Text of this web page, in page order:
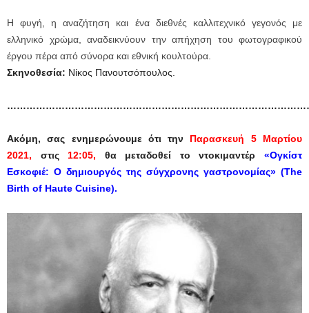
Η φυγή, η αναζήτηση και ένα διεθνές καλλιτεχνικό γεγονός με
ελληνικό χρώμα, αναδεικνύουν την απήχηση του φωτογραφικού
έργου πέρα από σύνορα και εθνική κουλτούρα.
Σκηνοθεσία: Νίκος Πανουτσόπουλος.
Ακόμη, σας ενημερώνουμε ότι την Παρασκευή 5 Μαρτίου
2021, στις 12:05, θα μεταδοθεί το ντοκιμαντέρ«Ογκίστ
Εσκοφιέ: Ο δημιουργός της σύγχρονης γαστρονομίας» (The
Birth of Haute Cuisine).